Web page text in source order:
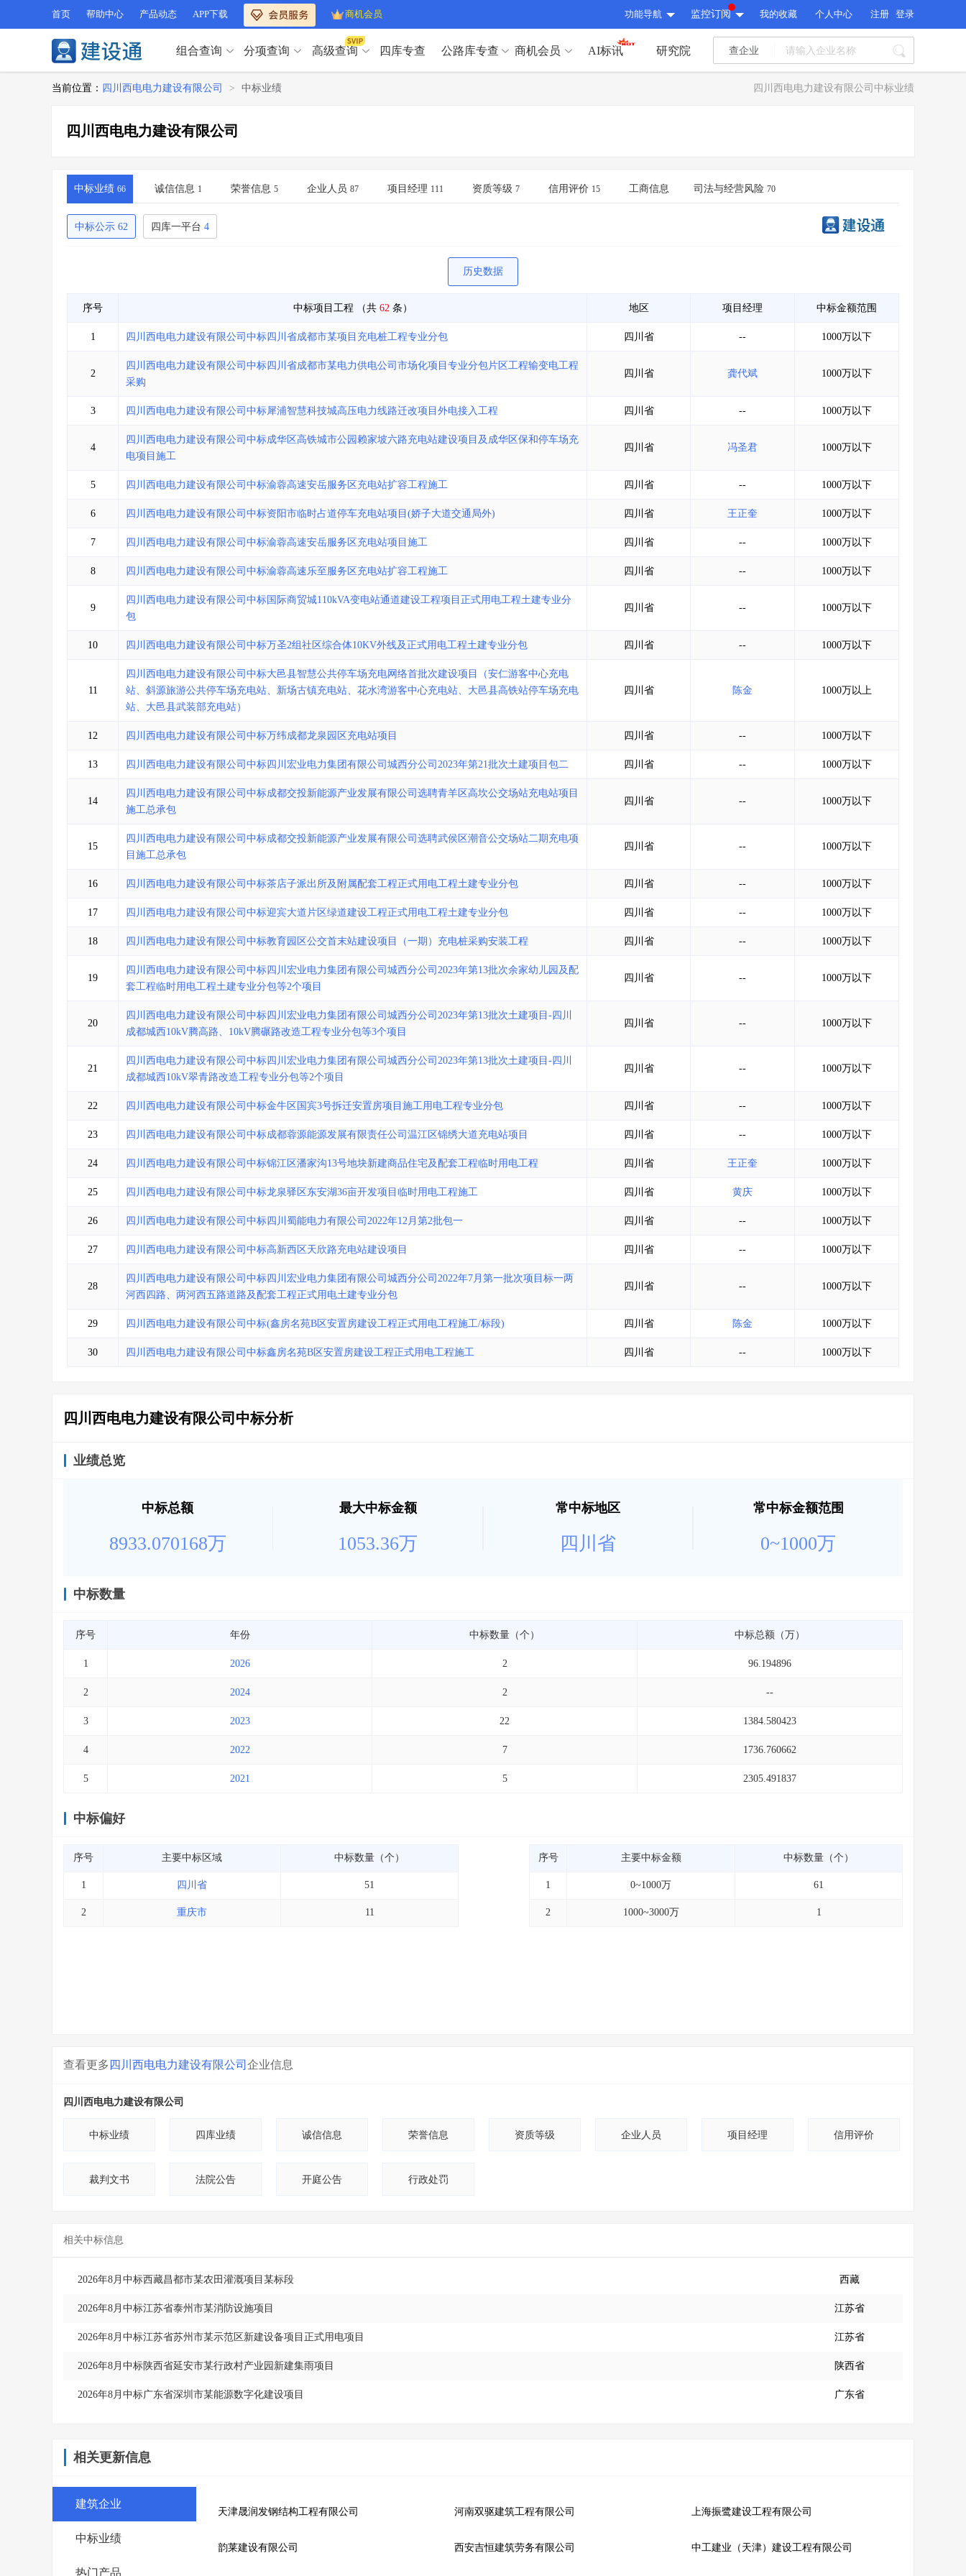
首页 帮助中心 产品动态 APP下载 商机会员 功能导航 监控订阅 我的收藏 个人中心 注册 登录
分项查询（VIP）
查资质> 查人员>
查荣誉
> 查诚信 >
招标信息 > 组合查询 >
行业 / 地区专查
组合查询-广州
> 建企舆情
政策规划> 招投标规则>
项目商机
拟建项目审批
研究报告 文章
API接口> 市场经营AI云平台>
人脉服务
>
组合查询 分项查询 高级查询 四库专查 公路库专查 商机会员 AI标讯 研究院 查企业
查荣誉> 查诚信>
项目经理> 信用评价>
招标信息> 组合查询
四库专查>
下浮率
技术负责人/专职安全员C证
查业主> 项目分类筛选>
土地交易> 省市重点项目>
建设通大数据研究院
会员服务
当前位置： 四川西电电力建设有限公司 > 中标业绩 四川西电电力建设有限公司中标业绩
四川西电电力建设有限公司
中标业绩 66 诚信信息 1 荣誉信息 5 企业人员 87 项目经理 111 资质等级 7 信用评价 15 工商信息 司法与经营风险 70
中标公示 62 四库一平台 4
历史数据
序号 中标项目工程 （共 62条） 地区 项目经理 中标金额范围
1 四川西电电力建设有限公司中标四川省成都市某项目充电桩工程专业分包 四川省 -- 1000万以下
2
四川西电电力建设有限公司中标四川省成都市某电力供电公司市场化项目专业分包片区工程输变电工程
采购
四川省 龚代斌 1000万以下
3 四川西电电力建设有限公司中标犀浦智慧科技城高压电力线路迁改项目外电接入工程 四川省 -- 1000万以下
4
四川西电电力建设有限公司中标成华区高铁城市公园赖家坡六路充电站建设项目及成华区保和停车场充
电项目施工
四川省 冯圣君 1000万以下
5 四川西电电力建设有限公司中标渝蓉高速安岳服务区充电站扩容工程施工 四川省 -- 1000万以下
6 四川西电电力建设有限公司中标资阳市临时占道停车充电站项目(娇子大道交通局外) 四川省 王正奎 1000万以下
7 四川西电电力建设有限公司中标渝蓉高速安岳服务区充电站项目施工 四川省 -- 1000万以下
8 四川西电电力建设有限公司中标渝蓉高速乐至服务区充电站扩容工程施工 四川省 -- 1000万以下
9
四川西电电力建设有限公司中标国际商贸城110kVA变电站通道建设工程项目正式用电工程土建专业分
包
四川省 -- 1000万以下
10 四川西电电力建设有限公司中标万圣2组社区综合体10KV外线及正式用电工程土建专业分包 四川省 -- 1000万以下
11
四川西电电力建设有限公司中标大邑县智慧公共停车场充电网络首批次建设项目（安仁游客中心充电
站、斜源旅游公共停车场充电站、新场古镇充电站、花水湾游客中心充电站、大邑县高铁站停车场充电
站、大邑县武装部充电站）
四川省 陈金 1000万以上
12 四川西电电力建设有限公司中标万纬成都龙泉园区充电站项目 四川省 -- 1000万以下
13 四川西电电力建设有限公司中标四川宏业电力集团有限公司城西分公司2023年第21批次土建项目包二 四川省 -- 1000万以下
14
四川西电电力建设有限公司中标成都交投新能源产业发展有限公司选聘青羊区高坎公交场站充电站项目
施工总承包
四川省 -- 1000万以下
15
四川西电电力建设有限公司中标成都交投新能源产业发展有限公司选聘武侯区潮音公交场站二期充电项
目施工总承包
四川省 -- 1000万以下
16 四川西电电力建设有限公司中标茶店子派出所及附属配套工程正式用电工程土建专业分包 四川省 -- 1000万以下
17 四川西电电力建设有限公司中标迎宾大道片区绿道建设工程正式用电工程土建专业分包 四川省 -- 1000万以下
18 四川西电电力建设有限公司中标教育园区公交首末站建设项目（一期）充电桩采购安装工程 四川省 -- 1000万以下
19
四川西电电力建设有限公司中标四川宏业电力集团有限公司城西分公司2023年第13批次余家幼儿园及配
套工程临时用电工程土建专业分包等2个项目
四川省 -- 1000万以下
20
四川西电电力建设有限公司中标四川宏业电力集团有限公司城西分公司2023年第13批次土建项目-四川
成都城西10kV腾高路、10kV腾碾路改造工程专业分包等3个项目
四川省 -- 1000万以下
21
四川西电电力建设有限公司中标四川宏业电力集团有限公司城西分公司2023年第13批次土建项目-四川
成都城西10kV翠青路改造工程专业分包等2个项目
四川省 -- 1000万以下
22 四川西电电力建设有限公司中标金牛区国宾3号拆迁安置房项目施工用电工程专业分包 四川省 -- 1000万以下
23 四川西电电力建设有限公司中标成都蓉源能源发展有限责任公司温江区锦绣大道充电站项目 四川省 -- 1000万以下
24 四川西电电力建设有限公司中标锦江区潘家沟13号地块新建商品住宅及配套工程临时用电工程 四川省 王正奎 1000万以下
25 四川西电电力建设有限公司中标龙泉驿区东安湖36亩开发项目临时用电工程施工 四川省 黄庆 1000万以下
26 四川西电电力建设有限公司中标四川蜀能电力有限公司2022年12月第2批包一 四川省 -- 1000万以下
27 四川西电电力建设有限公司中标高新西区天欣路充电站建设项目 四川省 -- 1000万以下
28
四川西电电力建设有限公司中标四川宏业电力集团有限公司城西分公司2022年7月第一批次项目标一两
河西四路、两河西五路道路及配套工程正式用电土建专业分包
四川省 -- 1000万以下
29 四川西电电力建设有限公司中标(鑫房名苑B区安置房建设工程正式用电工程施工/标段) 四川省 陈金 1000万以下
30 四川西电电力建设有限公司中标鑫房名苑B区安置房建设工程正式用电工程施工 四川省 -- 1000万以下
四川西电电力建设有限公司中标分析
业绩总览
中标总额
8933.070168万
最大中标金额
1053.36万
常中标地区
四川省
常中标金额范围
0~1000万
中标数量
序号 年份 中标数量（个） 中标总额（万）
1 2026 2 96.194896
2 2024 2 --
3 2023 22 1384.580423
4 2022 7 1736.760662
5 2021 5 2305.491837
中标偏好
序号 主要中标区域 中标数量（个）
1 四川省 51
2 重庆市 11
序号 主要中标金额 中标数量（个）
1 0~1000万 61
2 1000~3000万 1
查看更多 四川西电电力建设有限公司 企业信息
四川西电电力建设有限公司
中标业绩 四库业绩 诚信信息 荣誉信息 资质等级 企业人员 项目经理 信用评价
裁判文书 法院公告 开庭公告 行政处罚
相关中标信息
2026年8月中标西藏昌都市某农田灌溉项目某标段 西藏
2026年8月中标江苏省泰州市某消防设施项目 江苏省
2026年8月中标江苏省苏州市某示范区新建设备项目正式用电项目 江苏省
2026年8月中标陕西省延安市某行政村产业园新建集雨项目 陕西省
2026年8月中标广东省深圳市某能源数字化建设项目 广东省
相关更新信息
建筑企业
中标业绩
热门产品
天津晟润发钢结构工程有限公司 河南双驱建筑工程有限公司 上海振鹭建设工程有限公司
韵莱建设有限公司 西安吉恒建筑劳务有限公司 中工建业（天津）建设工程有限公司